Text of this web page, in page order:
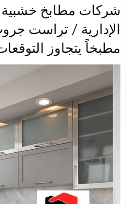
شركات مطابخ
الإدارية / تراست
مطبخاً يتجاوز